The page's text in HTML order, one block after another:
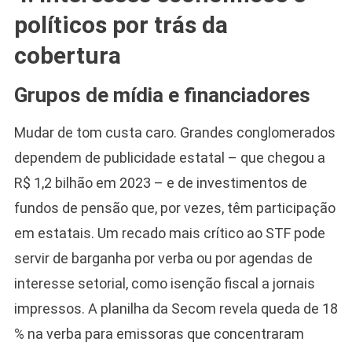
políticos por trás da
cobertura
Grupos de mídia e financiadores
Mudar de tom custa caro. Grandes conglomerados
dependem de publicidade estatal – que chegou a
R$ 1,2 bilhão em 2023 – e de investimentos de
fundos de pensão que, por vezes, têm participação
em estatais. Um recado mais crítico ao STF pode
servir de barganha por verba ou por agendas de
interesse setorial, como isenção fiscal a jornais
impressos. A planilha da Secom revela queda de 18
% na verba para emissoras que concentraram